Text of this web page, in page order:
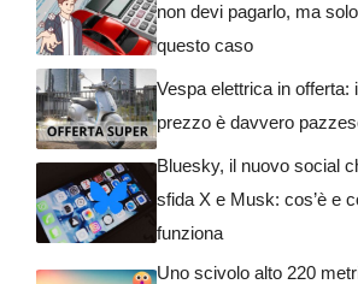
non devi pagarlo, ma
questo caso
Vespa elettrica in offerta:
prezzo è davvero
Bluesky, il nuovo social
sfida X e Musk: cos’è e
funziona
Uno scivolo alto 220